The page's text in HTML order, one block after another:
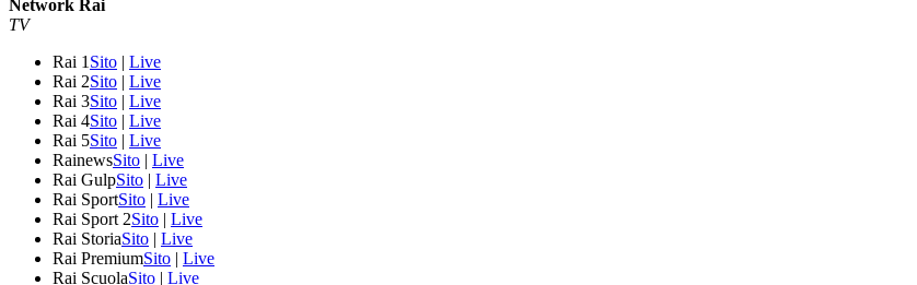
Network Rai
TV
Rai 1 Sito | Live
Rai 2Sito | Live
Rai 3Sito | Live
Rai 4Sito | Live
Rai 5Sito | Live
RainewsSito | Live
Rai GulpSito | Live
Rai SportSito | Live
Rai Sport 2Sito | Live
Rai StoriaSito | Live
Rai PremiumSito | Live
Rai ScuolaSito | Live